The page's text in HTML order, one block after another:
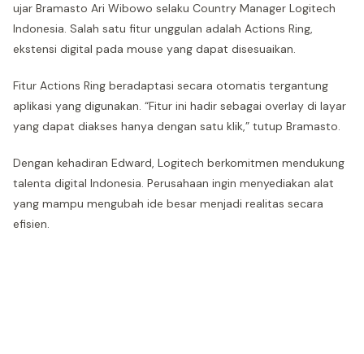
ujar Bramasto Ari Wibowo selaku Country Manager Logitech
Indonesia. Salah satu fitur unggulan adalah Actions Ring,
ekstensi digital pada mouse yang dapat disesuaikan.
Fitur Actions Ring beradaptasi secara otomatis tergantung
aplikasi yang digunakan. “Fitur ini hadir sebagai overlay di layar
yang dapat diakses hanya dengan satu klik,” tutup Bramasto.
Dengan kehadiran Edward, Logitech berkomitmen mendukung
talenta digital Indonesia. Perusahaan ingin menyediakan alat
yang mampu mengubah ide besar menjadi realitas secara
efisien.